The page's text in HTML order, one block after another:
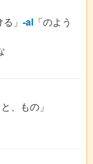
」 -al 「のよう
と、もの」